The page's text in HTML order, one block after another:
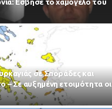
σε Σποράδες και
– Σε αυξημένη ετοιμότητα οι